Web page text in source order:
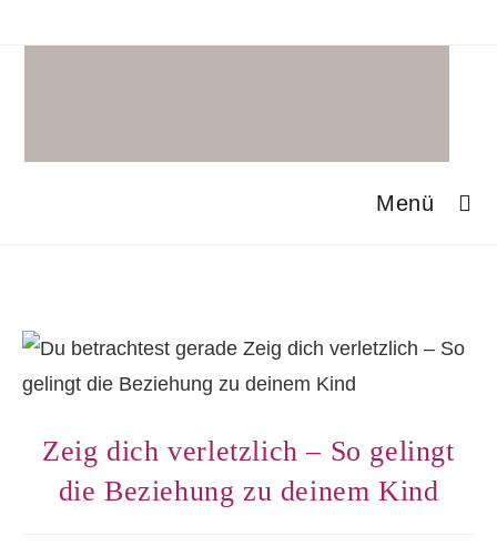
Menü
Zeig dich verletzlich – So gelingt
die Beziehung zu deinem Kind